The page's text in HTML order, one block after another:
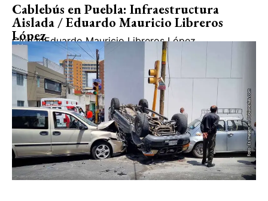
Cablebús en Puebla: Infraestructura
Aislada / Eduardo Mauricio Libreros
López
CiudadEduardo Mauricio Libreros López